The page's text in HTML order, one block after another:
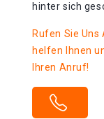
hinter sich
Rufen Sie Uns
helfen Ihnen
Ihren Anruf!